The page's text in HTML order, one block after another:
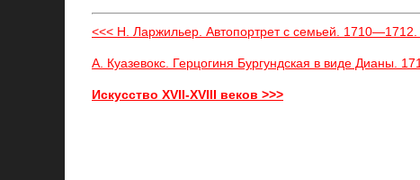
<<< Н. Ларжильер. Автопортрет с семьей. 1710—1712.
А. Куазевокс. Герцогиня Бургундская в виде Дианы.
Искусство XVII-XVIII веков >>>